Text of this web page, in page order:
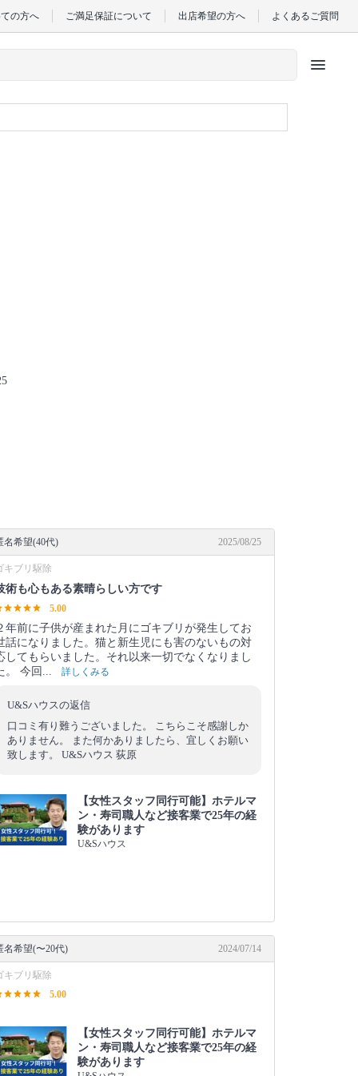
の方へ ご満足保証について 出店希望の方へ よくあるご質問
menu
名希望(40代) 2025/08/25
キブリ駆除
術も心もある素晴らしい方です
5.00
年前に子供が産まれた月にゴキブリが発生してお
話になりました。猫と新生児にも害のないもの対
してもらいました。それ以来一切でなくなりまし
。 今回...
詳しくみる
U&Sハウスの返信
口コミ有り難うございました。 こちらこそ感謝しか
ありません。 また何かありましたら、宜しくお願い
致します。 U&Sハウス 荻原
【女性スタッフ同行可能】ホテルマ
ン・寿司職人など接客業で25年の経
験があります
U&Sハウス
名希望(〜20代) 2024/07/14
キブリ駆除
5.00
【女性スタッフ同行可能】ホテルマ
ン・寿司職人など接客業で25年の経
験があります